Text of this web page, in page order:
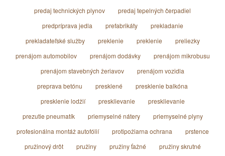
predaj technických plynov
predaj tepelných čerpadiel
predpríprava jedla
prefabrikáty
prekladanie
prekladateľské služby
preklenie preklenie
preliezky
prenájom automobilov
prenájom dodávky
prenájom mikrobusu
prenájom stavebných žeriavov
prenájom vozidla
preprava betónu
presklené
presklenie balkóna
presklenie lodžií
presklievanie
presklievanie
prezutie pneumatík
priemyselné nátery
priemyselné plyny
profesionálna montáž autofólií
protipožiarna ochrana
prstence
pružinový drôt
pružiny pružiny ťažné pružiny skrutné